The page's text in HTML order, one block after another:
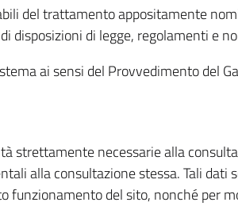
del trattamento appositamente
disposizioni di legge, regolamenti e
ai sensi del Provvedimento del
strettamente necessarie alla
alla consultazione stessa. Tali
del sito, nonché per